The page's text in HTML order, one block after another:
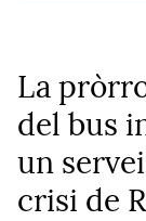
La
del bus
un
crisi de